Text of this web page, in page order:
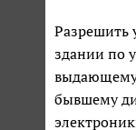
Разрешить
здании по
бывшему